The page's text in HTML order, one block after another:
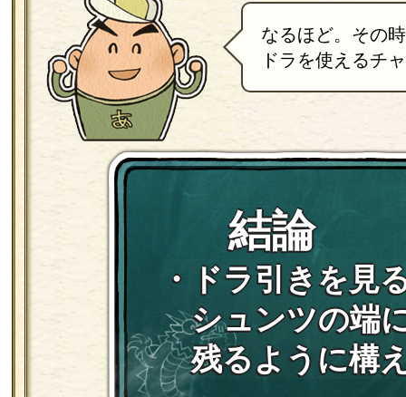
なるほど。その
ドラを使えるチ
結論
・ドラ引きを見
シュンツの端
残るように構